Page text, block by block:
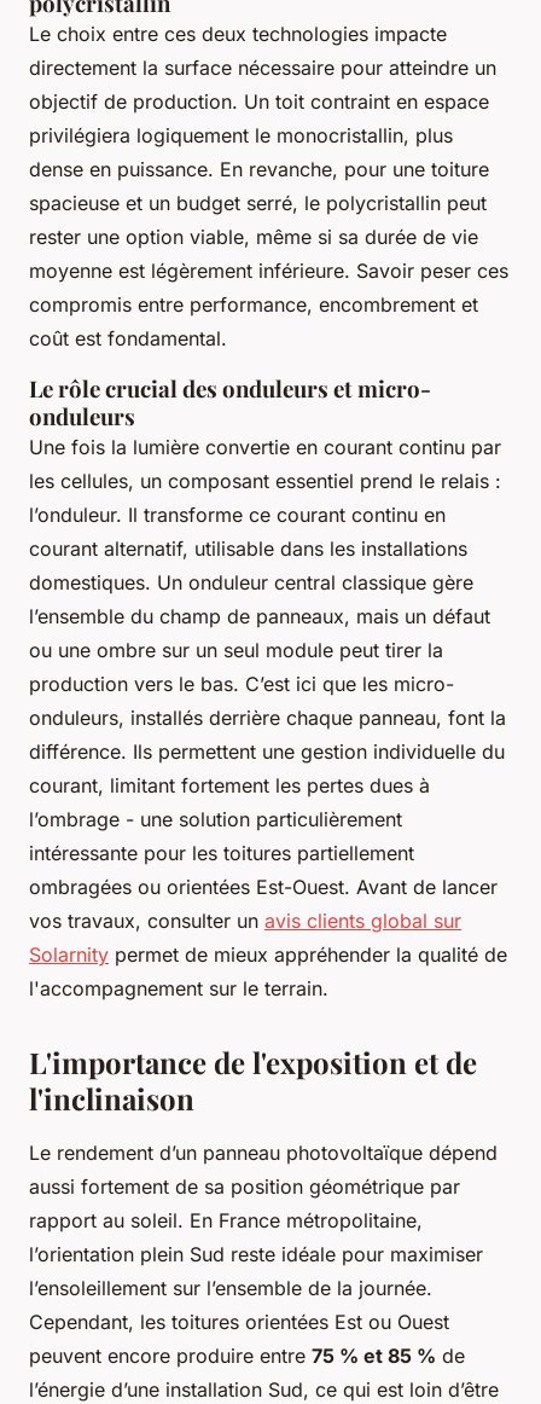
Le choix entre ces deux technologies impacte
directement la surface nécessaire pour atteindre un
objectif de production. Un toit contraint en espace
privilégiera logiquement le monocristallin, plus
dense en puissance. En revanche, pour une toiture
spacieuse et un budget serré, le polycristallin peut
rester une option viable, même si sa durée de vie
moyenne est légèrement inférieure. Savoir peser ces
compromis entre performance, encombrement et
coût est fondamental.
Le rôle crucial des onduleurs et micro-
onduleurs
Une fois la lumière convertie en courant continu par
les cellules, un composant essentiel prend le relais :
l’onduleur. Il transforme ce courant continu en
courant alternatif, utilisable dans les installations
domestiques. Un onduleur central classique gère
l’ensemble du champ de panneaux, mais un défaut
ou une ombre sur un seul module peut tirer la
production vers le bas. C’est ici que les micro-
onduleurs, installés derrière chaque panneau, font la
différence. Ils permettent une gestion individuelle du
courant, limitant fortement les pertes dues à
l’ombrage - une solution particulièrement
intéressante pour les toitures partiellement
ombragées ou orientées Est-Ouest. Avant de lancer
vos travaux, consulter un avis clients global sur
Solarnity permet de mieux appréhender la qualité de
l'accompagnement sur le terrain.
L'importance de l'exposition et de
l'inclinaison
Le rendement d’un panneau photovoltaïque dépend
aussi fortement de sa position géométrique par
rapport au soleil. En France métropolitaine,
l’orientation plein Sud reste idéale pour maximiser
l’ensoleillement sur l’ensemble de la journée.
Cependant, les toitures orientées Est ou Ouest
peuvent encore produire entre 75 % et 85 % de
l’énergie d’une installation Sud, ce qui est loin d’être